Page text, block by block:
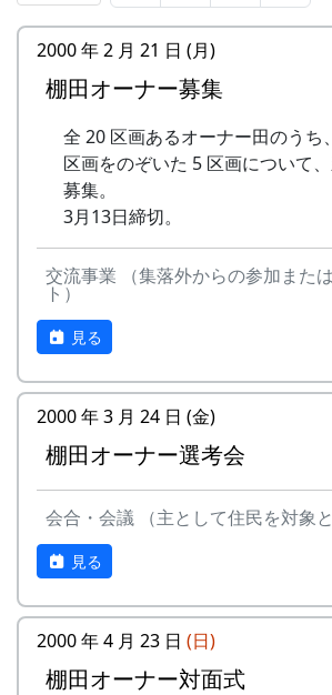
里山の自然と暮らしを守ろうと、全
ナー制度というのがあります。
ある都会の若者が、棚田で田植え
に管理してもらい、収穫を楽しみに
姿を想像して詩を書きました。
相棒の“うらめしあ”が曲をつけて
のとある棚田コンサート（収穫日
ブする企画）でみんなで歌った思い
す。（ポン四郎）
水と太陽の国で
⽇
14
静かに時は…
H
15
⽔と太陽の国で
16
収穫の秋に
⽉ー
17
棚⽥のステージへ
2000年 加美町〜棚⽥の秋〜
うた
No 歌
1
ふるさと加美の
⾥へ
メシアと
ら'98
ステ
- アンジェラ
2
グリーンマウンテン
ボーイズ
歌お
-
グリーンマウンテン
ボーイズ
あし
は帰
ボーイズ
って
3 ⽉ーアカリ
ス・
ンド
- ⽉ーアカリ
収穫
4 H CORPORATION
2000 年 2 月 21 日 (月)
棚田オーナー募集
全 20 区画あるオーナー田のうち
区画をのぞいた 5 区画について
募集。
3月13日締切。
交流事業 （集落外からの参加また
ト）
見る
2000 年 3 月 24 日 (金)
棚田オーナー選考会
会合・会議 （主として住民を対象
見る
2000 年 4 月 23 日 (日)
棚田オーナー対面式